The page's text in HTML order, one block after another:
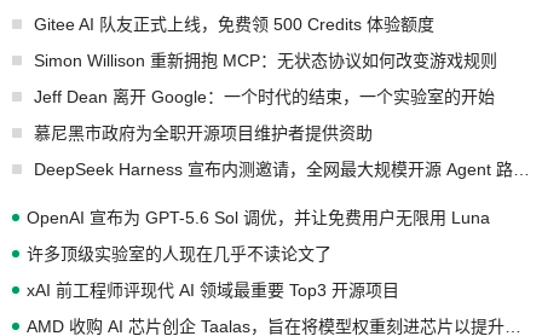
Gitee AI 队友正式上线，免费领 500 Credits 体验额度
Simon Willison 重新拥抱 MCP：无状态协议如何改变游戏规则
Jeff Dean 离开 Google：一个时代的结束，一个实验室的开始
慕尼黑市政府为全职开源项目维护者提供资助
OpenAI 宣布为 GPT-5.6 Sol 调优，并让免费用户无限用 Luna
许多顶级实验室的人现在几乎不读论文了
xAI 前工程师评现代 AI 领域最重要 Top3 开源项目